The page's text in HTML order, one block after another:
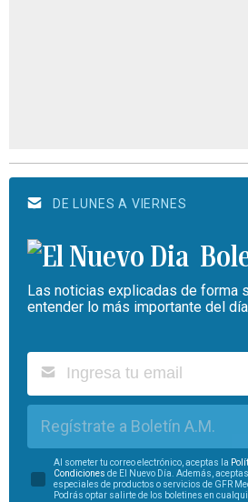
DE LUNES A VIERNES
Las noticias explicadas de forma
entender lo más importante del
Regístrate a Boletín A.M.
Al someter tu correo electrónico, aceptas la
Condiciones de El Nuevo Día. Además,
especiales de productos o servicios de GFR
Podrás optar salirte de los boletines en